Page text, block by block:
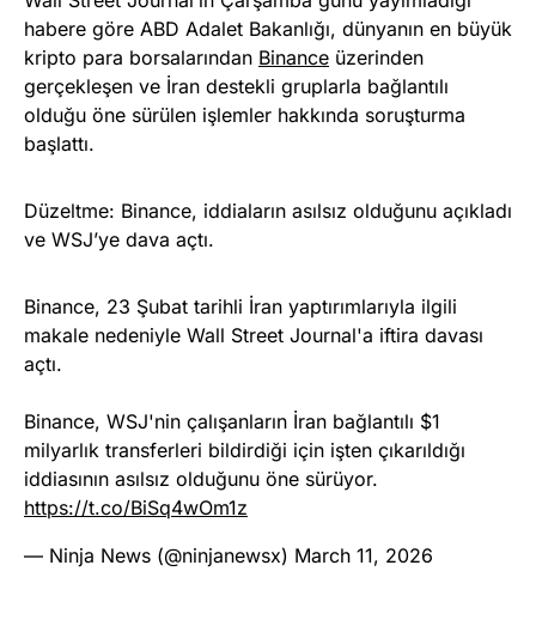
habere göre ABD Adalet Bakanlığı, dünyanın en büyük
kripto para borsalarından Binance üzerinden
gerçekleşen ve İran destekli gruplarla bağlantılı
olduğu öne sürülen işlemler hakkında soruşturma
başlattı.
Düzeltme: Binance, iddiaların asılsız olduğunu açıkladı
ve WSJ’ye dava açtı.
Binance, 23 Şubat tarihli İran yaptırımlarıyla ilgili
makale nedeniyle Wall Street Journal'a iftira davası
açtı.
Binance, WSJ'nin çalışanların İran bağlantılı $1
milyarlık transferleri bildirdiği için işten çıkarıldığı
iddiasının asılsız olduğunu öne sürüyor.
https://t.co/BiSq4wOm1z
— Ninja News (@ninjanewsx) March 11, 2026